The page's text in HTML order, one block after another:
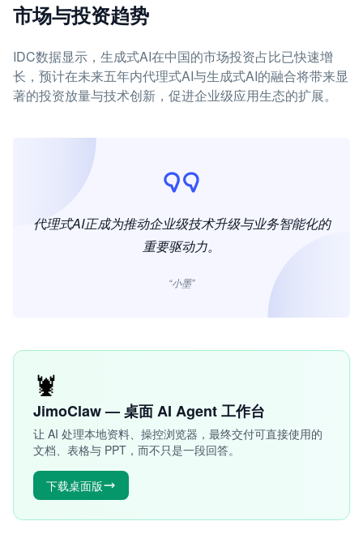
市场与投资趋势
IDC数据显示，生成式AI在中国的市场投资占比已快速增
长，预计在未来五年内代理式AI与生成式AI的融合将带来显
著的投资放量与技术创新，促进企业级应用生态的扩展。
代理式AI正成为推动企业级技术升级与业务智能化的
重要驱动力。
“小墨”
🦞
JimoClaw — 桌面 AI Agent 工作台
让 AI 处理本地资料、操控浏览器，最终交付可直接使用的
文档、表格与 PPT，而不只是一段回答。
下载桌面版